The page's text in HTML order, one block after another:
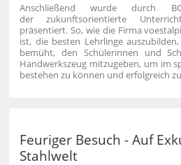
Anschließend wurde durch
der zukunftsorientierte
präsentiert. So, wie die Firma
ist, die besten Lehrlinge
bemüht, den Schülerinnen und
Handwerkszeug mitzugeben, um im
bestehen zu können und erfolgreich
Feuriger Besuch - Auf
Stahlwelt